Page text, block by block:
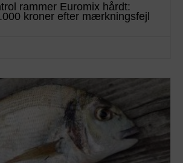
rammer Euromix hårdt:
kroner efter mærkningsfejl